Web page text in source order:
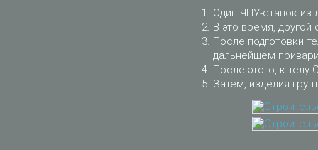
Один ЧПУ-станок из
В это время, другой
После подготовки
дальнейшем
После этого, к телу
Затем, изделия